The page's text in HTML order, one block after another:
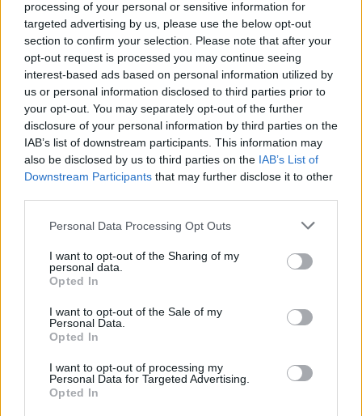
processing of your personal or sensitive information for
targeted advertising by us, please use the below opt-out
section to confirm your selection. Please note that after your
opt-out request is processed you may continue seeing
interest-based ads based on personal information utilized by
us or personal information disclosed to third parties prior to
your opt-out. You may separately opt-out of the further
disclosure of your personal information by third parties on the
IAB’s list of downstream participants. This information may
also be disclosed by us to third parties on the IAB’s List of
Downstream Participants that may further disclose it to other
Personal Data Processing Opt Outs
I want to opt-out of the Sharing of my
personal data.
Opted In
I want to opt-out of the Sale of my
Personal Data.
Opted In
I want to opt-out of processing my
Personal Data for Targeted Advertising.
Opted In
por lo que la prueba también es más rápida.
Si bien estas son las diferencias más esenciales
entre el TAC y el CBCT, esta última modalidad de
escáner radiológico incorpora una serie de mejoras y
optimizaciones que permiten identificar una
importante serie de
ventajas respecto a la
tomografía convencional. Sigue leyendo porque te
las contamos.
Ventajas de escoger un equipo
CBCT dental frente a un TAC
sin duda, la opción que ofrece mayores y
prestaciones en radiología e imagen dental del
momento. Entre ellas encontramos: